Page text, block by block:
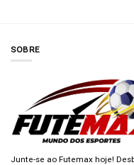
SOBRE
Junte-se ao Futemax hoje!